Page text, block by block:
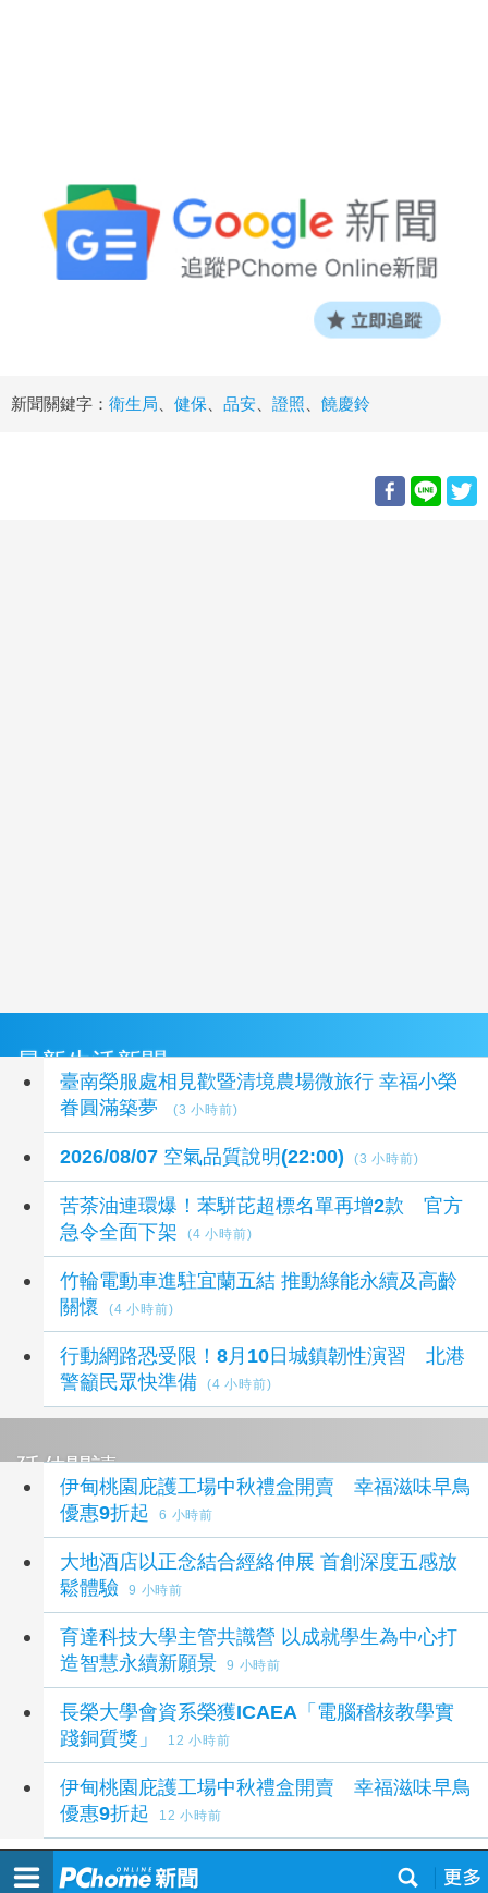
新聞關鍵字： 衛生局 健保 品安 證照 饒慶鈴
最新生活新聞
臺南榮服處相見歡暨清境農場微旅行 幸福小榮
眷圓滿築夢
(3 小時前)
2026/08/07 空氣品質說明(22:00) (3 小時前)
苦茶油連環爆！苯駢芘超標名單再增2款 官方
急令全面下架
(4 小時前)
竹輪電動車進駐宜蘭五結 推動綠能永續及高齡
關懷
(4 小時前)
行動網路恐受限！8月10日城鎮韌性演習 北港
警籲民眾快準備
(4 小時前)
延伸閱讀
伊甸桃園庇護工場中秋禮盒開賣 幸福滋味早鳥
優惠9折起
6 小時前
大地酒店以正念結合經絡伸展 首創深度五感放
鬆體驗
9 小時前
育達科技大學主管共識營 以成就學生為中心打
造智慧永續新願景
9 小時前
長榮大學會資系榮獲ICAEA「電腦稽核教學實
踐銅質獎」
12 小時前
伊甸桃園庇護工場中秋禮盒開賣 幸福滋味早鳥
優惠9折起
12 小時前